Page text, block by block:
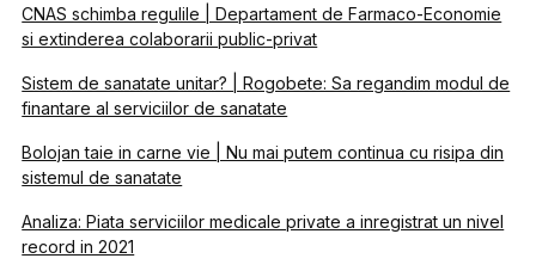
CNAS schimba regulile | Departament de Farmaco-Economie
si extinderea colaborarii public-privat
Sistem de sanatate unitar? | Rogobete: Sa regandim modul de
finantare al serviciilor de sanatate
Bolojan taie in carne vie | Nu mai putem continua cu risipa din
sistemul de sanatate
Analiza: Piata serviciilor medicale private a inregistrat un nivel
record in 2021